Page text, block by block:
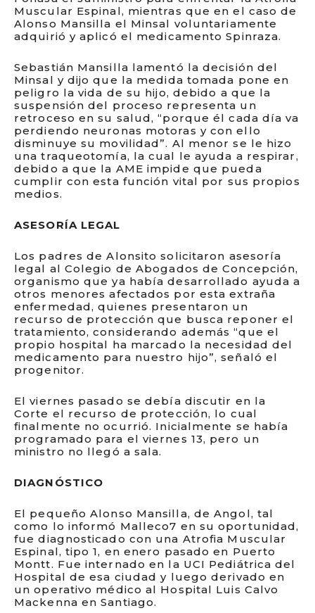
Muscular Espinal, mientras que en el caso de
Alonso Mansilla el Minsal voluntariamente
adquirió y aplicó el medicamento Spinraza.
Sebastián Mansilla lamentó la decisión del
Minsal y dijo que la medida tomada pone en
peligro la vida de su hijo, debido a que la
suspensión del proceso representa un
retroceso en su salud, “porque él cada día va
perdiendo neuronas motoras y con ello
disminuye su movilidad”. Al menor se le hizo
una traqueotomía, la cual le ayuda a respirar,
debido a que la AME impide que pueda
cumplir con esta función vital por sus propios
medios.
ASESORÍA LEGAL
Los padres de Alonsito solicitaron asesoría
legal al Colegio de Abogados de Concepción,
organismo que ya había desarrollado ayuda a
otros menores afectados por esta extraña
enfermedad, quienes presentaron un
recurso de protección que busca reponer el
tratamiento, considerando además “que el
propio hospital ha marcado la necesidad del
medicamento para nuestro hijo”, señaló el
progenitor.
El viernes pasado se debía discutir en la
Corte el recurso de protección, lo cual
finalmente no ocurrió. Inicialmente se había
programado para el viernes 13, pero un
ministro no llegó a sala.
DIAGNÓSTICO
El pequeño Alonso Mansilla, de Angol, tal
como lo informó Malleco7 en su oportunidad,
fue diagnosticado con una Atrofia Muscular
Espinal, tipo 1, en enero pasado en Puerto
Montt. Fue internado en la UCI Pediátrica del
Hospital de esa ciudad y luego derivado en
un operativo médico al Hospital Luis Calvo
Mackenna en Santiago.